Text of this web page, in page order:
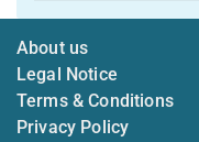
About us
Legal Notice
Terms & Conditions
Privacy Policy